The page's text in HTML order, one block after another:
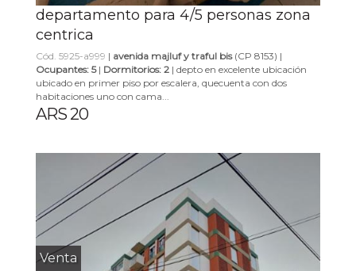
departamento para 4/5 personas zona
centrica
Cód. 5925-a999 | avenida majluf y traful bis(CP 8153) |
Ocupantes: 5| Dormitorios: 2 | depto en excelente ubicación
ubicado en primer piso por escalera, quecuenta con dos
habitaciones uno con cama...
ARS 20
Venta